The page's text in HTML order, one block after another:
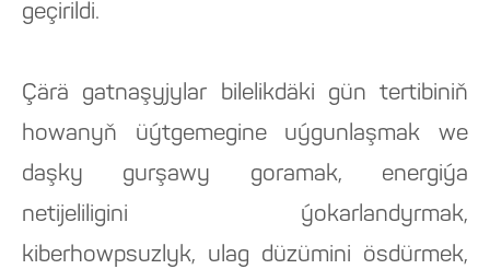
geçirildi.
Çärä gatnaşyjylar bilelikdäki gün tertibiniň
howanyň üýtgemegine uýgunlaşmak we
daşky gurşawy goramak, energiýa
netijeliligini ýokarlandyrmak,
kiberhowpsuzlyk, ulag düzümini ösdürmek,